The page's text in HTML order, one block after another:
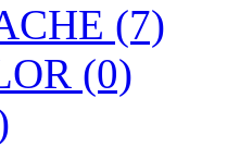
(7)
(0)